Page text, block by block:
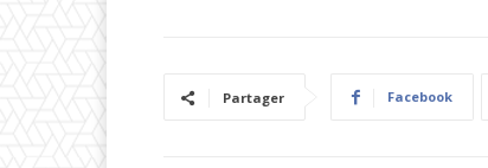
Partager Facebook